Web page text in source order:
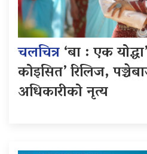
चलचित्र‘बा : एक
कोइसित’ रिलिज,
अधिकारीको नृत्य